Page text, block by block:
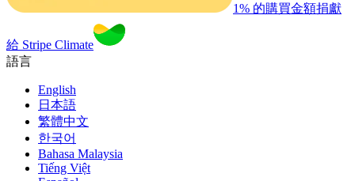
1% 的購買金額捐獻
給 Stripe Climate
語言
English
日本語
繁體中文
한국어
Bahasa Malaysia
Tiếng Việt